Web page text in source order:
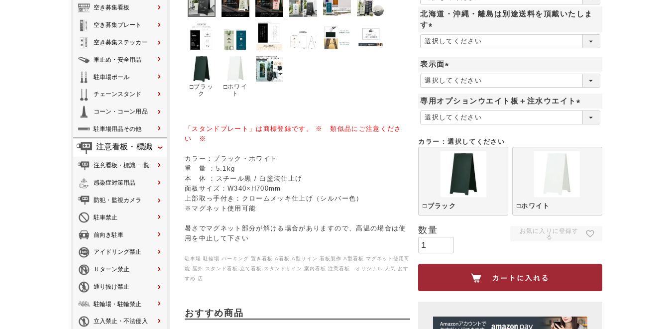
空き募集看板
空き募集プレート
空き募集ステッカー
車止め・安全用品
駐車場ポール
チェーンスタンド
コーン・コーン用品
駐車場用品その他
注意看板・標識
注意看板・標識 一覧
感染症対策用品
防犯・監視カメラ
駐車禁止
前向き駐車
アイドリング禁止
Ｕターン禁止
通り抜け禁止
駐輪場・駐輪禁止
立入禁止・不法侵入
□ブラッ
ク
□ホワイ
ト
「スタンドプレート」は商標登録です。 ※ 類似品にご注意くださ
い ※
カラー：ブラック・ホワイト
重 量 ：5.1kg
本 体 ：スチール黒 / 白塗装仕上げ
面板サイズ：W340×H700mm
上部取っ手付き：クロームメッキ仕上げ（シルバー色）
※マグネット使用可能
暑さでマグネット部分が解ける場合がありますので、高温の場合は使
用を中止して下さい
駐車場 駐輪場 パーキング 置き看板 A看板 A型サイン 看板製作 A型看板 マグネット使用可
能 屋外 スタンド看板 立て看板 スタンドサイン 案内看板 注意看板 オリジナル 人気 おす
すめ 店
おすすめ商品
必
須
北海道・沖縄・離島は別途送料を頂戴いたしま
す
(
必
須
表示面
(
必
須
)
専用オプションウエイト板＋注水ウエイト
必
)
カラー 選択してください
□ブラック □ホワイト
お気に入りに登録す
る